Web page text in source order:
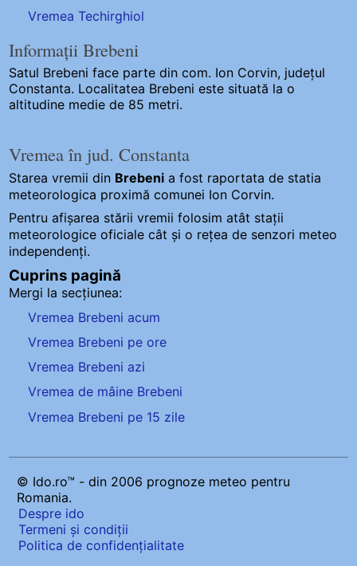
Vremea Techirghiol
Informații Brebeni
Satul Brebeni face parte din com. Ion Corvin, județul
Constanta. Localitatea Brebeni este situată la o
altitudine medie de 85 metri.
Vremea în jud. Constanta
Starea vremii din Brebeni a fost raportata de statia
meteorologica proximă comunei Ion Corvin.
Pentru afișarea stării vremii folosim atât stații
meteorologice oficiale cât și o rețea de senzori meteo
independenți.
Cuprins pagină
Mergi la secțiunea:
Vremea Brebeni acum
Vremea Brebeni pe ore
Vremea Brebeni azi
Vremea de mâine Brebeni
Vremea Brebeni pe 15 zile
© Ido.ro™ - din 2006 prognoze meteo pentru
Romania.
Despre ido
Termeni și condiții
Politica de confidențialitate